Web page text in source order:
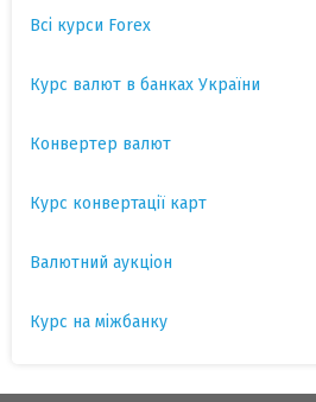
Всі курси Forex
Курс валют в банках України
Конвертер валют
Курс конвертації карт
Валютний аукціон
Курс на міжбанку